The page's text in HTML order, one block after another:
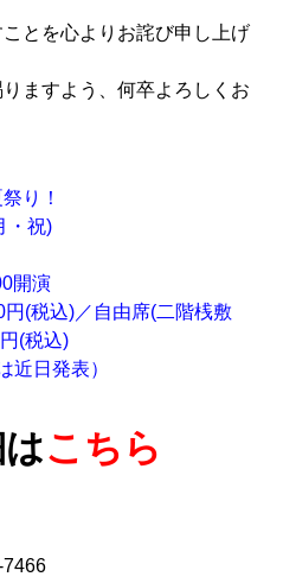
とを心よりお詫び申し上げ
ますよう、何卒よろしくお
り！
・祝)
開演
(税込)／自由席(二階桟敷
(税込)
近日発表）
こちら